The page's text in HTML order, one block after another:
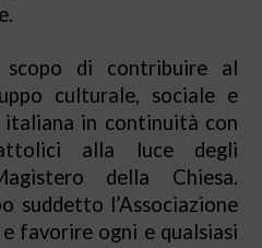
scopo di contribuire al
culturale, sociale e
in continuità con
alla luce degli
della Chiesa.
suddetto l’Associazione
favorire ogni e qualsiasi